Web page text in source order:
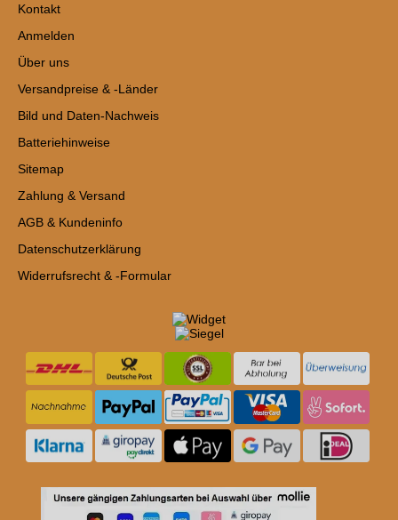
Kontakt
Anmelden
Über uns
Versandpreise & -Länder
Bild und Daten-Nachweis
Batteriehinweise
Sitemap
Zahlung & Versand
AGB & Kundeninfo
Datenschutzerklärung
Widerrufsrecht & -Formular